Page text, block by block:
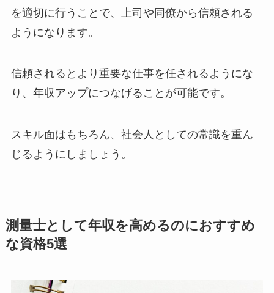
を適切に行うことで、上司や同僚から信頼される
ようになります。
信頼されるとより重要な仕事を任されるようにな
り、年収アップにつなげることが可能です。
スキル面はもちろん、社会人としての常識を重ん
じるようにしましょう。
測量士として年収を高めるのにおすすめ
な資格5選